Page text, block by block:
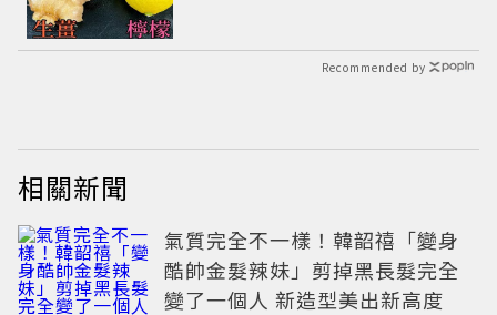
Recommended by
相關新聞
氣質完全不一樣！韓韶禧「變身
酷帥金髮辣妹」剪掉黑長髮完全
變了一個人 新造型美出新高度